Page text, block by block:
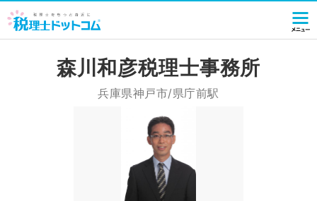
森川和彦税理士事務所
兵庫県神戸市/県庁前駅